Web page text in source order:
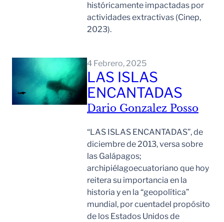
históricamente impactadas por
actividades extractivas (Cinep,
2023).
4 Febrero, 2025
LAS ISLAS
ENCANTADAS
Dario Gonzalez Posso
“LAS ISLAS ENCANTADAS”, de
diciembre de 2013, versa sobre
las Galápagos;
archipiélagoecuatoriano que hoy
reitera su importancia en la
historia y en la “geopolítica”
mundial, por cuentadel propósito
de los Estados Unidos de